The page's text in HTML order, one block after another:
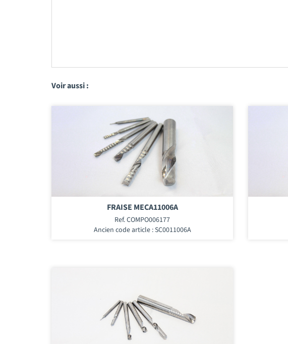
Voir aussi :
FRAISE MECA11006A
Ref. COMPO006177
Ancien code article : SC0011006A